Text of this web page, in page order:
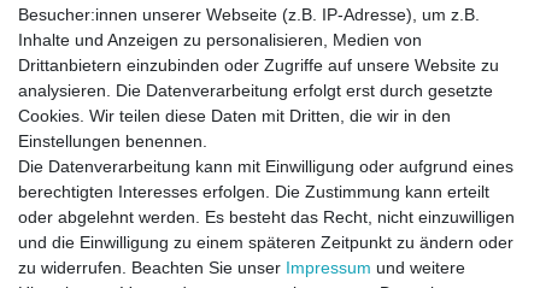
Besucher:innen unserer Webseite (z.B. IP-Adresse), um z.B.
Inhalte und Anzeigen zu personalisieren, Medien von
Drittanbietern einzubinden oder Zugriffe auf unsere Website zu
analysieren. Die Datenverarbeitung erfolgt erst durch gesetzte
Cookies. Wir teilen diese Daten mit Dritten, die wir in den
Einstellungen benennen.
Die Datenverarbeitung kann mit Einwilligung oder aufgrund eines
berechtigten Interesses erfolgen. Die Zustimmung kann erteilt
oder abgelehnt werden. Es besteht das Recht, nicht einzuwilligen
und die Einwilligung zu einem späteren Zeitpunkt zu ändern oder
zu widerrufen. Beachten Sie unser Impressum und weitere